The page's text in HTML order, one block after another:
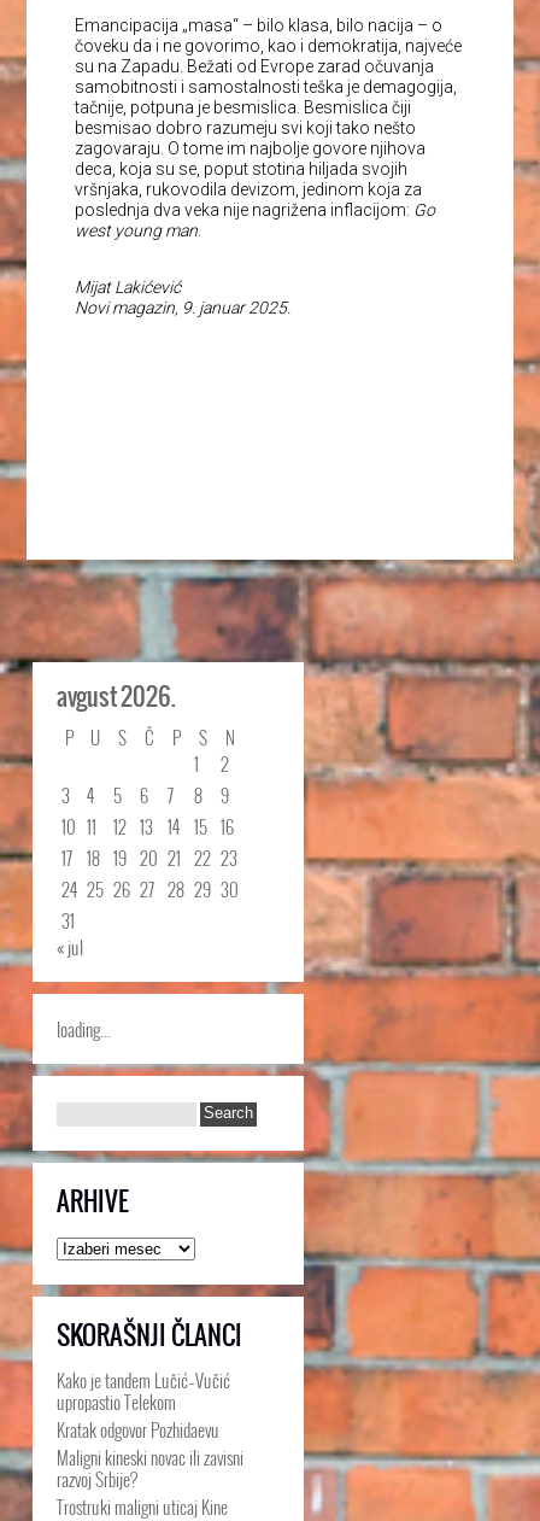
Emancipacija „masa“ – bilo klasa, bilo nacija – o
čoveku da i ne govorimo, kao i demokratija, najveće
su na Zapadu. Bežati od Evrope zarad očuvanja
samobitnosti i samostalnosti teška je demagogija,
tačnije, potpuna je besmislica. Besmislica čiji
besmisao dobro razumeju svi koji tako nešto
zagovaraju. O tome im najbolje govore njihova
deca, koja su se, poput stotina hiljada svojih
vršnjaka, rukovodila devizom, jedinom koja za
poslednja dva veka nije nagrižena inflacijom: Go
west young man.
Mijat Lakićević
Novi magazin, 9. januar 2025.
avgust 2026.
P U S Č P S
N
1
2
3
4 5 6 7 8
9
10 11 12 13 14 15 16
17 18 19 20 21 22 23
24 25 26 27 28 29 30
31
« jul
loading...
ARHIVE
Arhive
SKORAŠNJI ČLANCI
Kako je tandem Lučić–Vučić
upropastio Telekom
Kratak odgovor Pozhidaevu
Maligni kineski novac ili zavisni
razvoj Srbije?
Trostruki maligni uticaj Kine